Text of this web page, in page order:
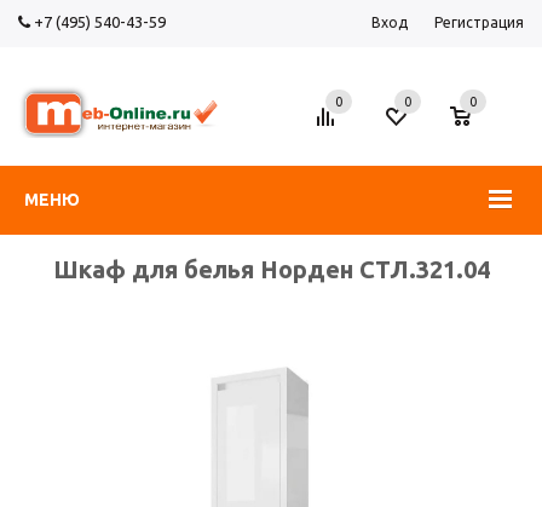
+7 (495) 540-43-59 Вход Регистрация
МЕНЮ
0 0
0
Шкаф для белья Норден СТЛ.321.04